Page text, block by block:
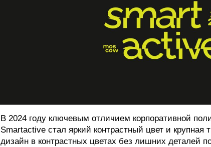
В 2024 году ключевым отличием корпоративной
Smartactive стал яркий контрастный цвет и крупная
дизайн в контрастных цветах без лишних деталей